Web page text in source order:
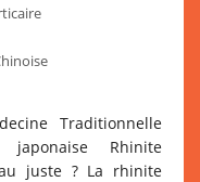
Traditionnelle
Rhinite
au juste ? La rhinite